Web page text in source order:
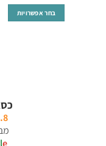
בחר אפשרויות
האפשרויות
le